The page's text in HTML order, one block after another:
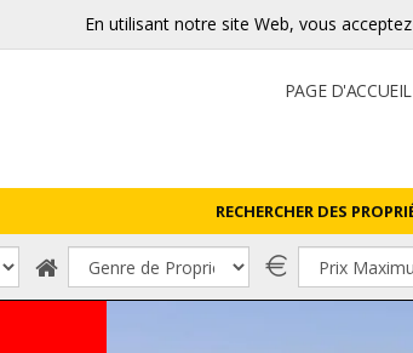
En utilisant notre site Web, vous
PAGE D'ACCUEIL
RECHERCHER DES